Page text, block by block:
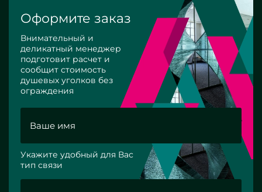
Оформите заказ
Внимательный и
деликатный менеджер
подготовит расчет и
сообщит стоимость
душевых уголков без
ограждения
Укажите удобный для Вас
тип связи